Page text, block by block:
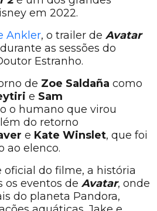
em 2022.
Ankler, o trailer de Avatar
as sessões do
Estranho.
de Zoe Saldaña como
e Sam
o humano que virou
do retorno
e Kate Winslet, que foi
ao elenco.
oficial do filme, a história
os eventos de Avatar, onde
do planeta Pandora,